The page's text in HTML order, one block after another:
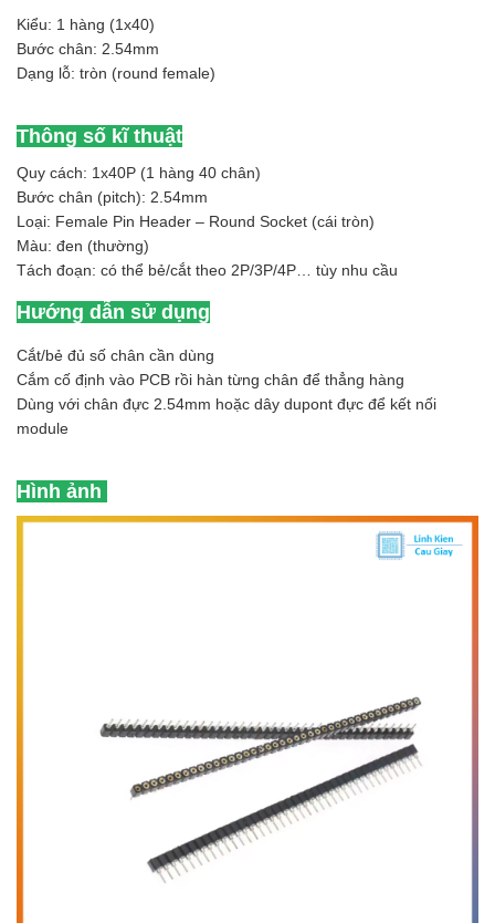
Kiểu: 1 hàng (1x40)
Bước chân: 2.54mm
Dạng lỗ: tròn (round female)
Thông số kĩ thuật
Quy cách: 1x40P (1 hàng 40 chân)
Bước chân (pitch): 2.54mm
Loại: Female Pin Header – Round Socket (cái tròn)
Màu: đen (thường)
Tách đoạn: có thể bẻ/cắt theo 2P/3P/4P… tùy nhu cầu
Hướng dẫn sử dụng
Cắt/bẻ đủ số chân cần dùng
Cắm cố định vào PCB rồi hàn từng chân để thẳng hàng
Dùng với chân đực 2.54mm hoặc dây dupont đực để kết nối
module
Hình ảnh